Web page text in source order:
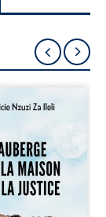
de la
témoignage
au
parcours
de
Zi Nkuaku
Félix.